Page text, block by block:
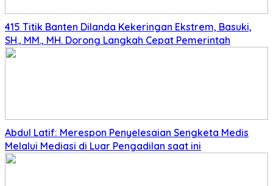
415 Titik Banten Dilanda Kekeringan Ekstrem, Basuki,
SH., MM., MH. Dorong Langkah Cepat Pemerintah
Abdul Latif: Merespon Penyelesaian Sengketa Medis
Melalui Mediasi di Luar Pengadilan saat ini